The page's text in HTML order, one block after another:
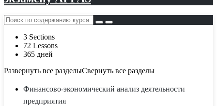
3 Sections
72 Lessons
365 дней
Развернуть все разделыСвернуть все разделы
Финансово-экономический анализ деятельности
предприятия